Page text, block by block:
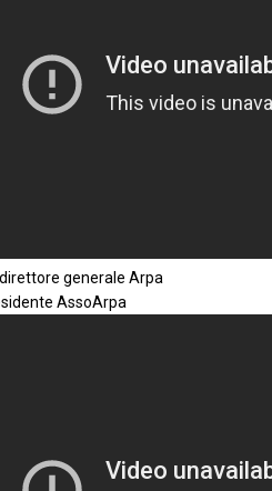
generale Arpa
AssoArpa